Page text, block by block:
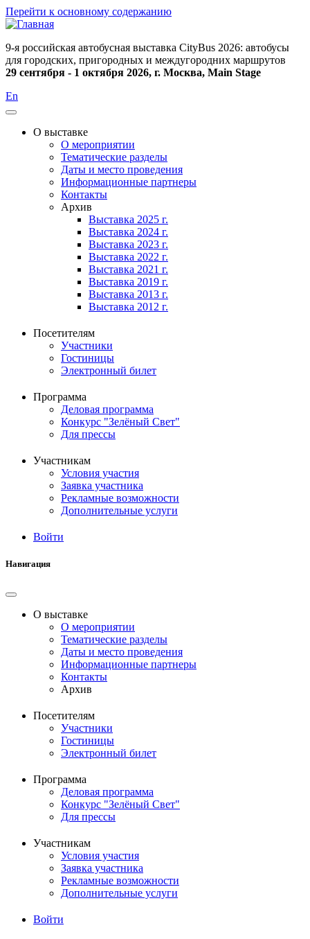
Перейти к основному содержанию
9-я российская автобусная выставка CityBus 2026: автобусы
для городских, пригородных и междугородних маршрутов
29 сентября - 1 октября 2026, г. Москва, Main Stage
En
О выставке
О мероприятии
Тематические разделы
Даты и место проведения
Информационные партнеры
Контакты
Архив
Выставка 2025 г.
Выставка 2024 г.
Выставка 2023 г.
Выставка 2022 г.
Выставка 2021 г.
Выставка 2019 г.
Выставка 2013 г.
Выставка 2012 г.
Посетителям
Участники
Гостиницы
Электронный билет
Программа
Деловая программа
Конкурс "Зелёный Свет"
Для прессы
Участникам
Условия участия
Заявка участника
Рекламные возможности
Дополнительные услуги
учётной
Войти
Навигация
О выставке
О мероприятии
Тематические разделы
Даты и место проведения
Информационные партнеры
Контакты
Архив
Посетителям
Участники
Гостиницы
Электронный билет
Программа
Деловая программа
Конкурс "Зелёный Свет"
Для прессы
Участникам
Условия участия
Заявка участника
Рекламные возможности
Дополнительные услуги
Войти